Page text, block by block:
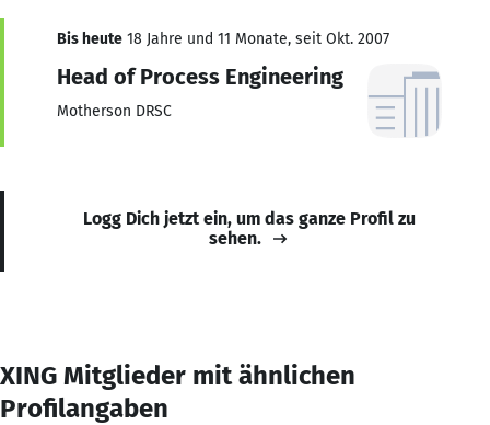
Bis heute 18 Jahre und 11 Monate, seit Okt. 2007
Head of Process Engineering
Motherson DRSC
Logg Dich jetzt ein, um das ganze Profil zu
sehen.
XING Mitglieder mit ähnlichen
Profilangaben